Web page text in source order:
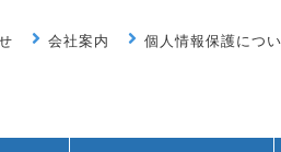
会社案内 個人情報保護につ